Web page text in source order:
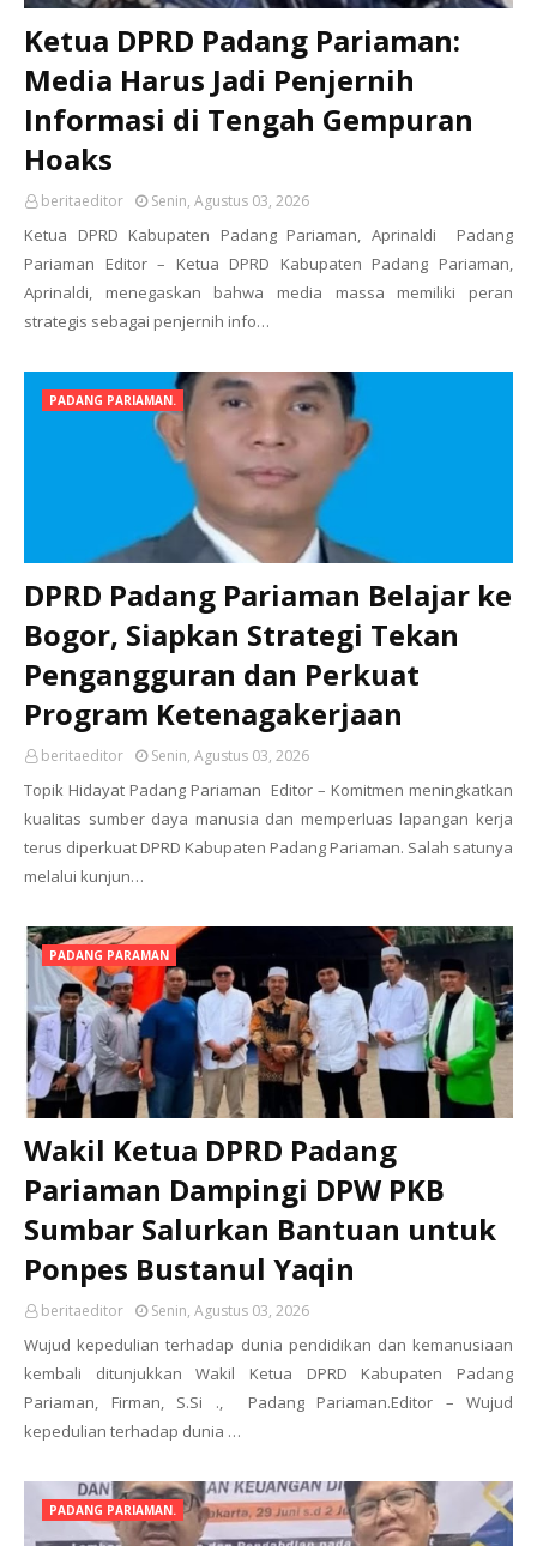
Ketua DPRD Padang Pariaman:
Media Harus Jadi Penjernih
Informasi di Tengah Gempuran
Hoaks
beritaeditor Senin, Agustus 03, 2026
Ketua DPRD Kabupaten Padang Pariaman, Aprinaldi Padang
Pariaman Editor – Ketua DPRD Kabupaten Padang Pariaman,
Aprinaldi, menegaskan bahwa media massa memiliki peran
strategis sebagai penjernih info…
PADANG PARIAMAN.
DPRD Padang Pariaman Belajar ke
Bogor, Siapkan Strategi Tekan
Pengangguran dan Perkuat
Program Ketenagakerjaan
beritaeditor Senin, Agustus 03, 2026
Topik Hidayat Padang Pariaman Editor – Komitmen meningkatkan
kualitas sumber daya manusia dan memperluas lapangan kerja
terus diperkuat DPRD Kabupaten Padang Pariaman. Salah satunya
melalui kunjun…
PADANG PARAMAN
Wakil Ketua DPRD Padang
Pariaman Dampingi DPW PKB
Sumbar Salurkan Bantuan untuk
Ponpes Bustanul Yaqin
beritaeditor Senin, Agustus 03, 2026
Wujud kepedulian terhadap dunia pendidikan dan kemanusiaan
kembali ditunjukkan Wakil Ketua DPRD Kabupaten Padang
Pariaman, Firman, S.Si ., Padang Pariaman.Editor – Wujud
kepedulian terhadap dunia …
PADANG PARIAMAN.